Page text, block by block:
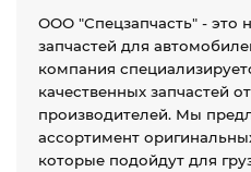
ООО "Спецзапчасть" - это
запчастей для
компания
качественных запчастей
производителей. Мы
ассортимент
которые подойдут для